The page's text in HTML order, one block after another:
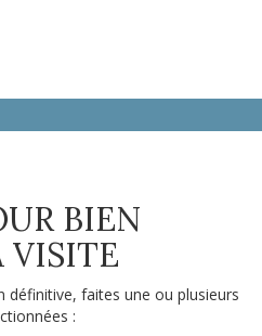
BIEN
VISITE
définitive, faites une ou plusieurs
: